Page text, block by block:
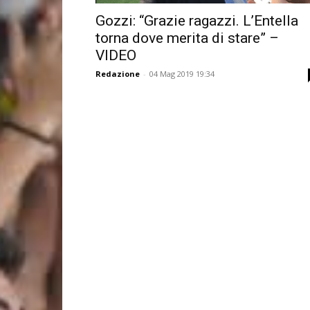
Gozzi: “Grazie ragazzi. L’Entella
torna dove merita di stare” –
VIDEO
Redazione - 04 Mag 2019 19:34